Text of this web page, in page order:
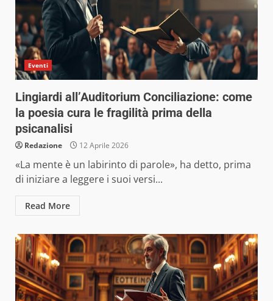
Eventi
Lingiardi all’Auditorium Conciliazione: come
la poesia cura le fragilità prima della
psicanalisi
Redazione 12 Aprile 2026
«La mente è un labirinto di parole», ha detto, prima
di iniziare a leggere i suoi versi...
Read More